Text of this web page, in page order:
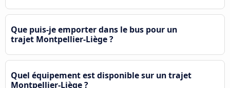
Que puis-je emporter dans le bus pour un
trajet Montpellier-Liège ?
Quel équipement est disponible sur un trajet
Montpellier-Liège ?